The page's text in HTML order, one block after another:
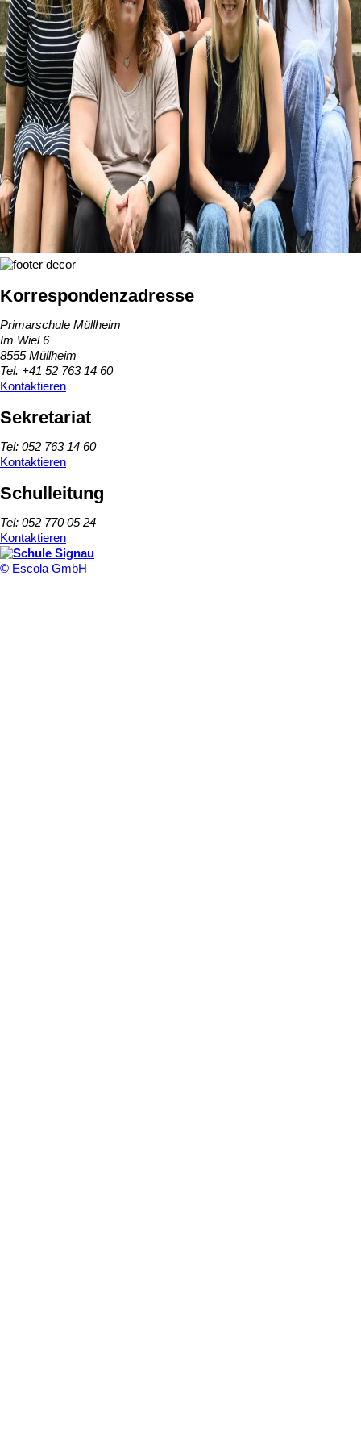
Korrespondenzadresse
Primarschule Müllheim
Im Wiel 6
8555 Müllheim
Tel. +41 52 763 14 60
Kontaktieren
Sekretariat
Tel: 052 763 14 60
Kontaktieren
Schulleitung
Tel: 052 770 05 24
Kontaktieren
© Escola GmbH